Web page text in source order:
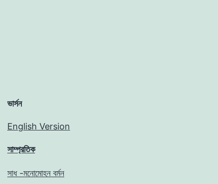
ভার্সন
English Version
সাম্প্রতিক
সাধ -মনোমোহন বর্মন